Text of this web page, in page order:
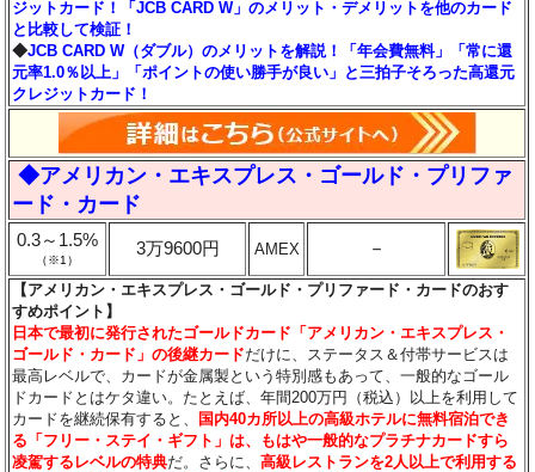
ジットカード！「JCB CARD W」のメリット・デメリットを他のカード
と比較して検証！
◆JCB CARD W（ダブル）のメリットを解説！「年会費無料」「常に還
元率1.0％以上」「ポイントの使い勝手が良い」と三拍子そろった高還元
クレジットカード！
◆アメリカン・エキスプレス・ゴールド・プリファ
ード・カード
0.3～1.5%
（※1）
3万9600円 AMEX －
【アメリカン・エキスプレス・ゴールド・プリファード・カードのおす
すめポイント】
日本で最初に発行されたゴールドカード「アメリカン・エキスプレス・
ゴールド・カード」の後継カードだけに、ステータス＆付帯サービスは
最高レベルで、カードが金属製という特別感もあって、一般的なゴール
ドカードとはケタ違い。たとえば、年間200万円（税込）以上を利用して
カードを継続保有すると、
国内40カ所以上の高級ホテルに無料宿泊でき
る「フリー・ステイ・ギフト」は、もはや一般的なプラチナカードすら
凌駕するレベルの特典だ。さらに、高級レストランを2人以上で利用する